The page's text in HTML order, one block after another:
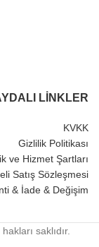
LINKLER
KVKK
Gizlilik Politikası
ve Hizmet Şartları
Satış Sözleşmesi
& İade & Değişim
saklıdır.